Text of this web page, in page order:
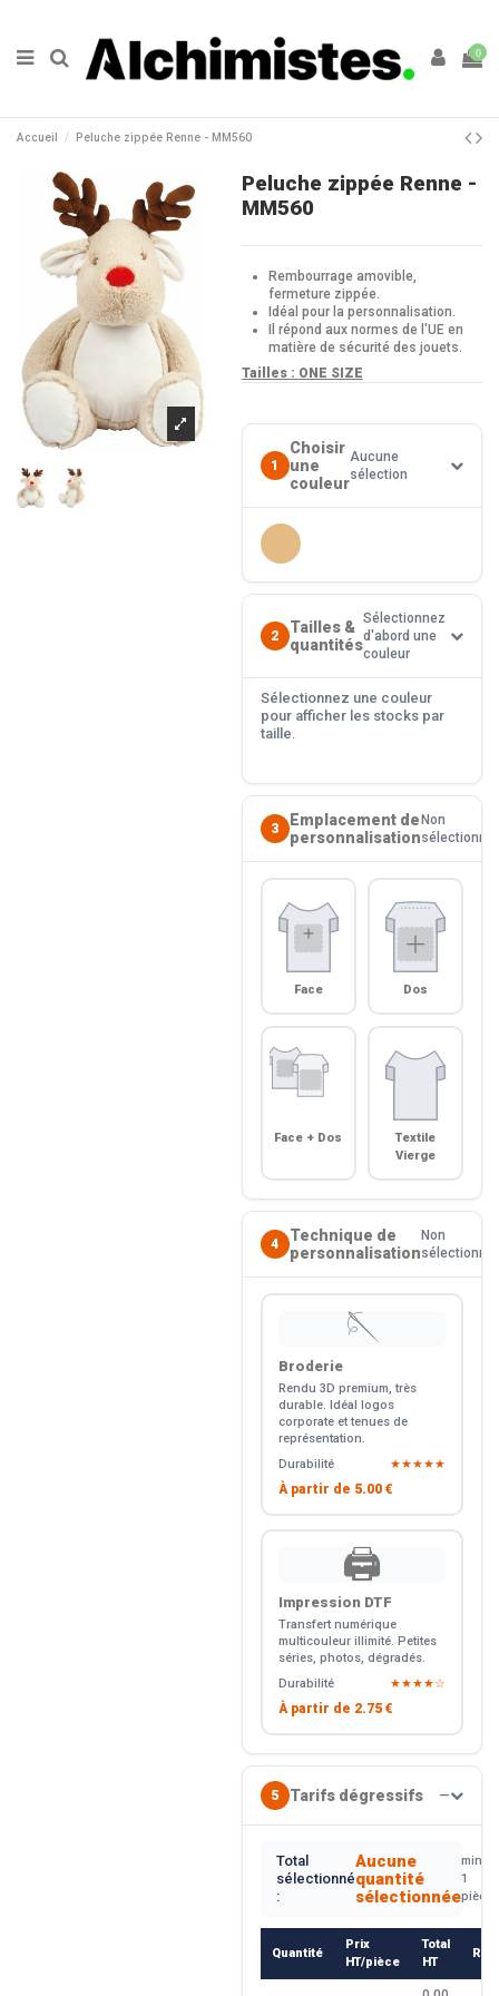
0
Accueil Peluche zippée Renne - MM560
Peluche zippée Renne -
MM560
Rembourrage amovible,
fermeture zippée.
Idéal pour la personnalisation.
Il répond aux normes de l'UE en
matière de sécurité des jouets.
Tailles : ONE SIZE
1
Choisir
une
couleur
Aucune
sélection
2
Tailles &
quantités
Sélectionnez
d'abord une
couleur
Sélectionnez une couleur
pour afficher les stocks par
taille.
3
Emplacement de
personnalisation
Non
sélectionné
Face Dos
Face + Dos
Textile
Vierge
4
Technique de
personnalisation
Non
sélectionné
🪡
Broderie
Rendu 3D premium, très
durable. Idéal logos
corporate et tenues de
représentation.
Durabilité
★★★★★
À partir de 5.00 €
🖨️
Impression DTF
Transfert numérique
multicouleur illimité. Petites
séries, photos, dégradés.
Durabilité
★★★★☆
À partir de 2.75 €
5 Tarifs dégressifs —
Total
sélectionné
:
Aucune
quantité
sélectionnée
min.
1
pièce
Quantité
Prix
HT/pièce
Total
HT